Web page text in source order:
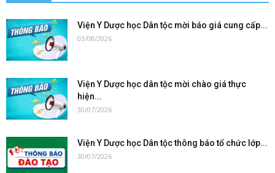
Viện Y Dược học Dân tộc mời báo giá cung cấp...
03/08/2026
Viện Y Dược học dân tộc mời chào giá thực
hiện...
30/07/2026
Viện Y Dược học Dân tộc thông báo tổ chức lớp...
30/07/2026